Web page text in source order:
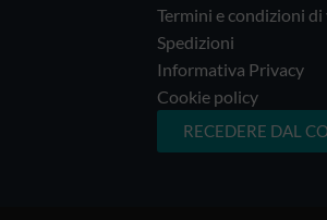
Termini e condizioni
Spedizioni
Informativa Privacy
Cookie policy
RECEDERE DAL